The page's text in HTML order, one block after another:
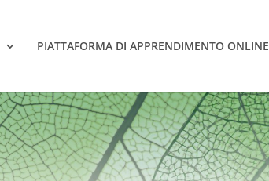
PIATTAFORMA DI APPRENDIMENTO ONLINE